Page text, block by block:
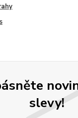
slevy!